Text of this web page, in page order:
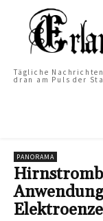
Tägliche
dran am Puls der
PANORAMA